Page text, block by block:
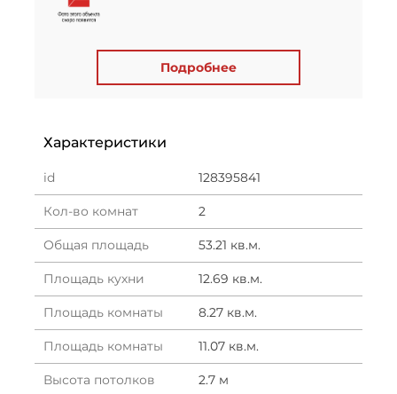
Подробнее
Характеристики
id 128395841
Кол-во комнат 2
Общая площадь 53.21 кв.м.
Площадь кухни 12.69 кв.м.
Площадь комнаты 8.27 кв.м.
Площадь комнаты 11.07 кв.м.
Высота потолков 2.7 м